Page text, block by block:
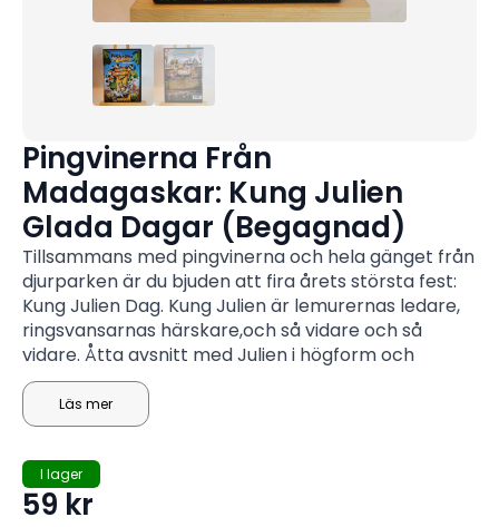
Pingvinerna Från
Madagaskar: Kung Julien
Glada Dagar (Begagnad)
Tillsammans med pingvinerna och hela gänget från
djurparken är du bjuden att fira årets största fest:
Kung Julien Dag. Kung Julien är lemurernas ledare,
ringsvansarnas härskare,och så vidare och så
vidare. Åtta avsnitt med Julien i högform och
fesrten är fixad.
Läs mer
I lager
59 kr